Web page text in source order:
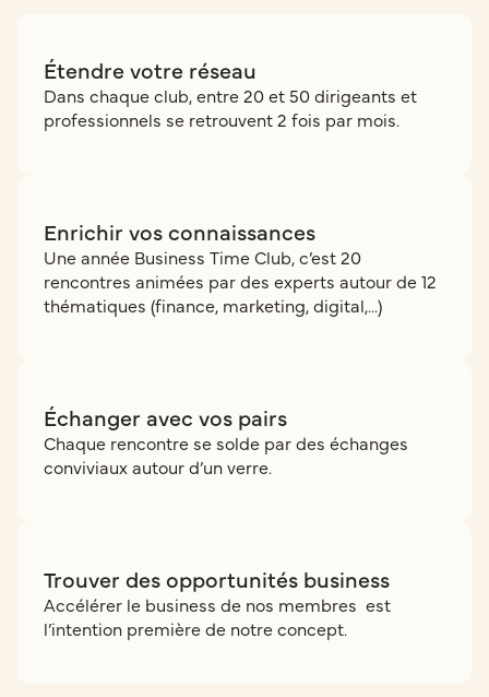
Étendre votre réseau
Dans chaque club, entre 20 et 50 dirigeants et
professionnels se retrouvent 2 fois par mois.
Enrichir vos connaissances
Une année Business Time Club, c’est 20
rencontres animées par des experts autour de 12
thématiques (finance, marketing, digital,...)
Échanger avec vos pairs
Chaque rencontre se solde par des échanges
conviviaux autour d’un verre.
Trouver des opportunités business
Accélérer le business de nos membres est
l’intention première de notre concept.